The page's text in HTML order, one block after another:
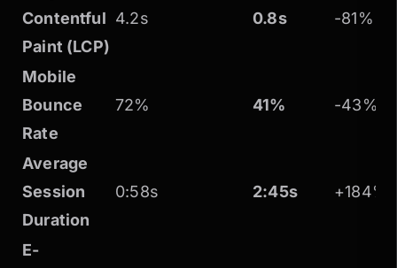
Contentful
Paint (LCP)
4.2s 0.8s -81%
Mobile
Bounce
Rate
72% 41% -43%
Average
Session
Duration
0:58s 2:45s +184%
E-